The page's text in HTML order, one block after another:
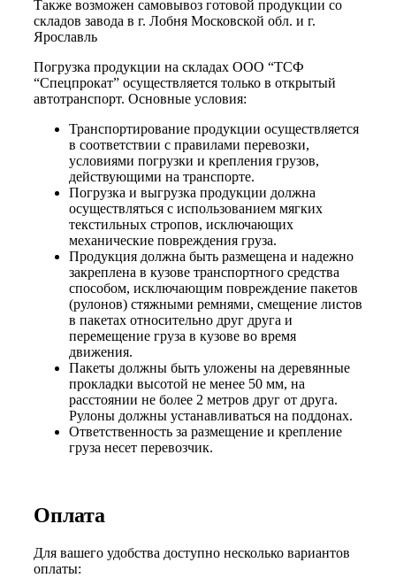
Также возможен самовывоз готовой продукции со
складов завода в г. Лобня Московской обл. и г.
Ярославль
Погрузка продукции на складах ООО “ТСФ
“Спецпрокат” осуществляется только в открытый
автотранспорт. Основные условия:
Транспортирование продукции осуществляется
в соответствии с правилами перевозки,
условиями погрузки и крепления грузов,
действующими на транспорте.
Погрузка и выгрузка продукции должна
осуществляться с использованием мягких
текстильных стропов, исключающих
механические повреждения груза.
Продукция должна быть размещена и надежно
закреплена в кузове транспортного средства
способом, исключающим повреждение пакетов
(рулонов) стяжными ремнями, смещение листов
в пакетах относительно друг друга и
перемещение груза в кузове во время
движения.
Пакеты должны быть уложены на деревянные
прокладки высотой не менее 50 мм, на
расстоянии не более 2 метров друг от друга.
Рулоны должны устанавливаться на поддонах.
Ответственность за размещение и крепление
груза несет перевозчик.
Оплата
Для вашего удобства доступно несколько вариантов
оплаты: